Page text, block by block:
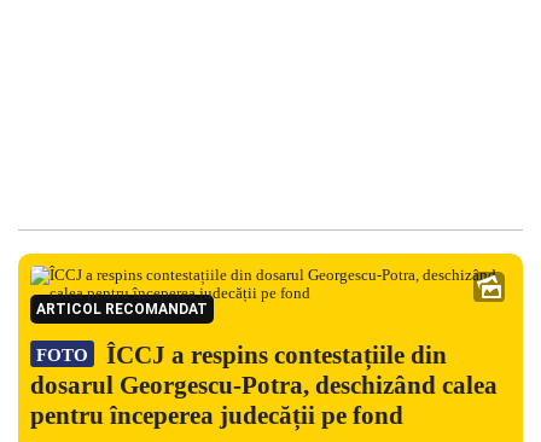
ARTICOL RECOMANDAT
FOTO
ÎCCJ a respins contestațiile din
dosarul Georgescu-Potra, deschizând calea
pentru începerea judecății pe fond